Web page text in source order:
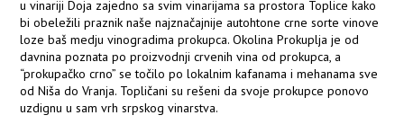
u vinariji Doja zajedno sa svim vinarijama sa prostora Toplice kako
bi obeležili praznik naše najznačajnije autohtone crne sorte vinove
loze baš medju vinogradima prokupca. Okolina Prokuplja je od
davnina poznata po proizvodnji crvenih vina od prokupca, a
“prokupačko crno” se točilo po lokalnim kafanama i mehanama sve
od Niša do Vranja. Topličani su rešeni da svoje prokupce ponovo
uzdignu u sam vrh srpskog vinarstva.